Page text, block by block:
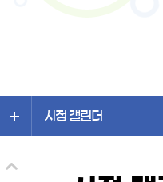
시정 캘린더